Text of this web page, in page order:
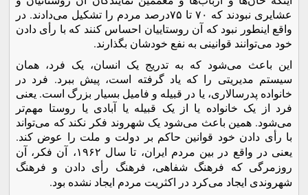
عشایری نبودند که ۷۰ تا ۷۵درصد مردم را تشکیل می‌دادند. در
واقع اینطور نبود که آن روستاییان احساس کنند که با رأی دادن
خود می‌توانند قوانینی به نفع خودشان بگذارند.
این باعث می‌شود که به تدریج یک انسان، یک فرد، همان
سیستم مدیریتی را که یاد گرفته است، پیش ببرد. فرد در
خانواده پدرسالاری، یا در قبیله و فامیل بسیار بزرگ است. یعنی
فرد از یک خانواده یا از یک قبیله یا آبادی یا روستا مهم‌تر
می‌شود. همین باعث می‌شود یک شهروند فکر نکند که می‌تواند
با رأی دادن خود قوانین حاکم بر دولت و ملت را عوض کند.
یعنی در واقع در بین مردم ایران، تا سال ۱۹۶۲،
آن فکر، آن
روزمرگی که فرهنگ شفاهی، فرهنگ رأی دادن و فرهنگ
شهروندی ایجاد می‌کرد در اکثریت مردم ایجاد نشده بود.